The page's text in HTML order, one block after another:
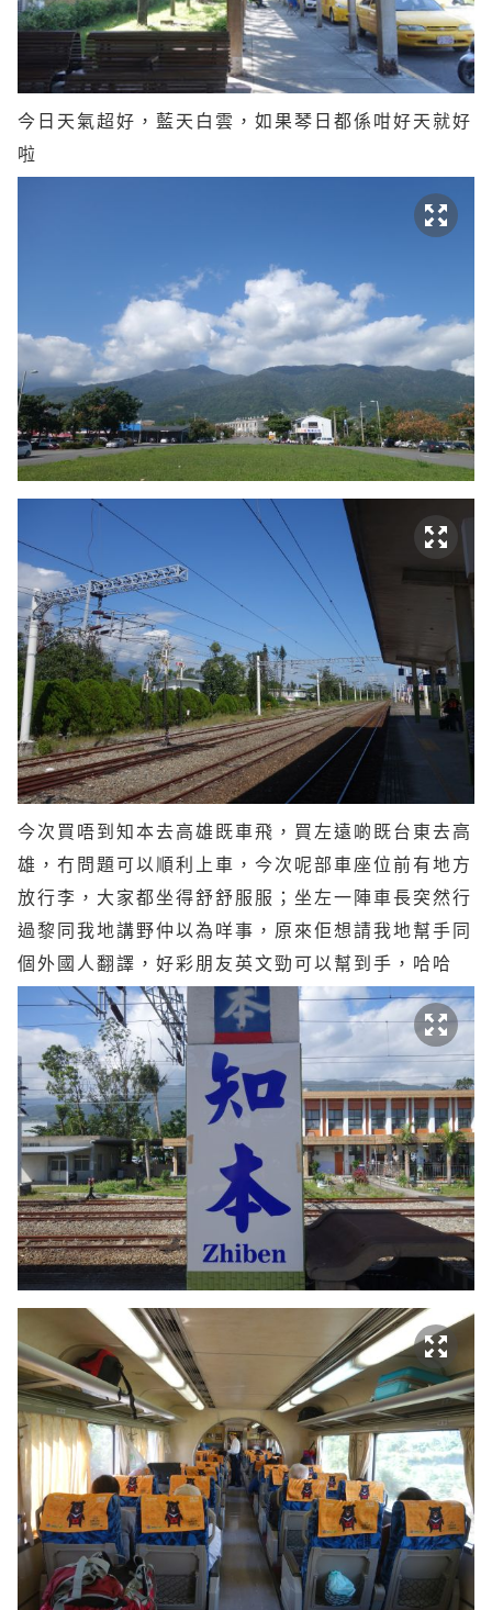
今日天氣超好，藍天白雲，如果琴日都係咁好天就好
啦
今次買唔到知本去高雄既車飛，買左遠啲既台東去高
雄，冇問題可以順利上車，今次呢部車座位前有地方
放行李，大家都坐得舒舒服服；坐左一陣車長突然行
過黎同我地講野仲以為咩事，原來佢想請我地幫手同
個外國人翻譯，好彩朋友英文勁可以幫到手，哈哈